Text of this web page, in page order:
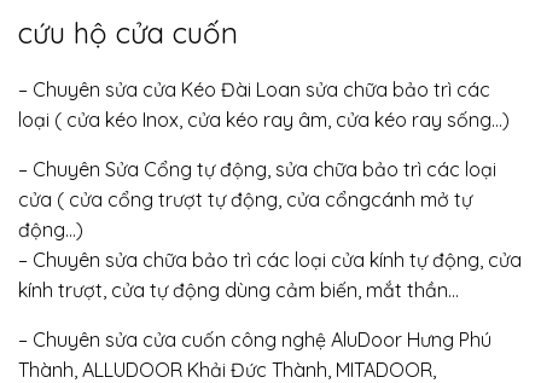
cứu hộ cửa cuốn
– Chuyên sửa cửa Kéo Đài Loan sửa chữa bảo trì các
loại ( cửa kéo Inox, cửa kéo ray âm, cửa kéo ray sống…)
– Chuyên Sửa Cổng tự động, sửa chữa bảo trì các loại
cửa ( cửa cổng trượt tự động, cửa cổngcánh mở tự
động…)
– Chuyên sửa chữa bảo trì các loại cửa kính tự động, cửa
kính trượt, cửa tự động dùng cảm biến, mắt thần…
– Chuyên sửa cửa cuốn công nghệ AluDoor Hưng Phú
Thành, ALLUDOOR Khải Đức Thành, MITADOOR,